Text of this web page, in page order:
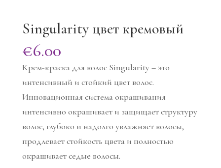
Singularity цвет кремовый
€6.00
Крем-краска для волос Singularity – это
интенсивный и стойкий цвет волос.
Инновационная система окрашивания
интенсивно окрашивает и защищает структуру
волос, глубоко и надолго увлажняет волосы,
продлевает стойкость цвета и полностью
окрашивает седые волосы.